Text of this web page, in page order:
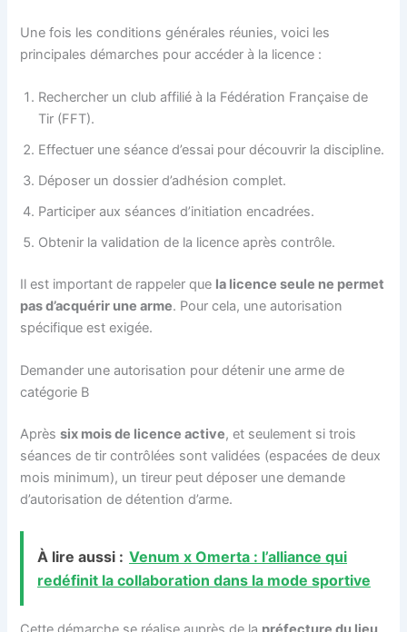
Une fois les conditions générales réunies, voici les
principales démarches pour accéder à la licence :
Rechercher un club affilié à la Fédération Française de
Tir (FFT).
Effectuer une séance d’essai pour découvrir la discipline.
Déposer un dossier d’adhésion complet.
Participer aux séances d’initiation encadrées.
Obtenir la validation de la licence après contrôle.
Il est important de rappeler que la licence seule ne permet
pas d’acquérir une arme. Pour cela, une autorisation
spécifique est exigée.
Demander une autorisation pour détenir une arme de
catégorie B
Aprèssix mois de licence active, et seulement si trois
séances de tir contrôlées sont validées (espacées de deux
mois minimum), un tireur peut déposer une demande
d’autorisation de détention d’arme.
À lire aussi : Venum x Omerta : l’alliance qui
redéfinit la collaboration dans la mode sportive